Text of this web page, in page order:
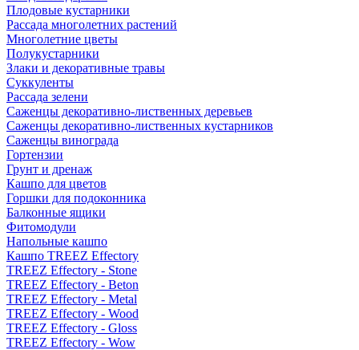
Плодовые кустарники
Рассада многолетних растений
Многолетние цветы
Полукустарники
Злаки и декоративные травы
Суккуленты
Рассада зелени
Саженцы декоративно-лиственных деревьев
Саженцы декоративно-лиственных кустарников
Саженцы винограда
Гортензии
Грунт и дренаж
Кашпо для цветов
Горшки для подоконника
Балконные ящики
Фитомодули
Напольные кашпо
Кашпо TREEZ Effectory
TREEZ Effectory - Stone
TREEZ Effectory - Beton
TREEZ Effectory - Metal
TREEZ Effectory - Wood
TREEZ Effectory - Gloss
TREEZ Effectory - Wow